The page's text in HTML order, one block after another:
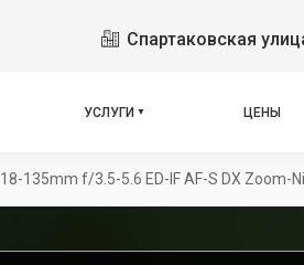
Спартаковская
УСЛУГИ ЦЕНЫ
18-135mm f/3.5-5.6 ED-IF AF-S DX Zoom-